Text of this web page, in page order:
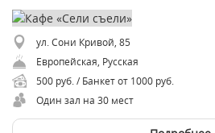
ул. Сони Кривой, 85
Европейская, Русская
500 руб. / Банкет от 1000 руб.
Один зал на 30 мест